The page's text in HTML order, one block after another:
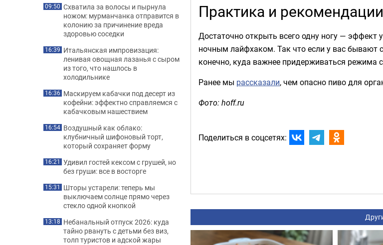
Практика и рекомендации
Достаточно открыть всего одну ногу — эффект
ночным лайфхаком. Так что если у вас бывают
конечно, куда важнее придерживаться режима
Ранее мы рассказали, чем опасно пиво для
Фото: hoff.ru
Поделиться в соцсетях:
09:50 Схватила за волосы и пырнула
ножом: мурманчанка отправится в
колонию за причинение вреда
здоровью соседки
16:39 Итальянская импровизация:
ленивая овощная лазанья с сыром
из того, что нашлось в
холодильнике
16:36 Маскируем кабачки под десерт из
кофейни: эффектно справляемся с
кабачковым нашествием
16:54 Воздушный как облако:
клубничный шифоновый торт,
который сохраняет форму
16:21 Удивил гостей кексом с грушей, но
без груши: все в восторге
15:31 Шторы устарели: теперь мы
выключаем солнце прямо через
стекло одной кнопкой
13:18 Небанальный отпуск 2026: куда
тайно рвануть с детьми без виз,
толп туристов и адской жары